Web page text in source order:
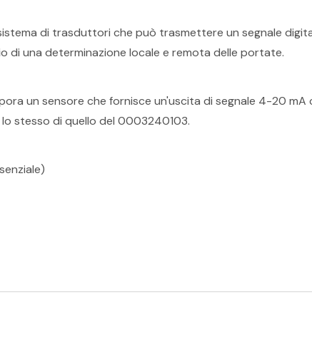
di trasduttori che può trasmettere un segnale
di una determinazione locale e remota delle portate.
un sensore che fornisce un'uscita di segnale 4-20
stesso di quello del 0003240103.